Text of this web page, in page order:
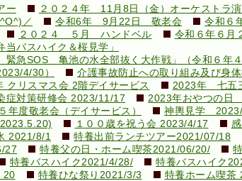
ー
２０２４年 11月8日（金）オーケストラ
／
令和6年 9月22日 敬老会
令和６
２０２４ ５月 ハンドベル
令和６年６
バスハイク＆桜見学」
急SOS 亀池の水全部抜く大作戦」（令和６年４
4/30）
介護事故防止への取り組み及び身
クリスマス会 2階デイサービス
2023年 七五
症対策研修会 2023/11/17
2023年おやつの日
年度敬老会（デイサービス）
神輿見学
１００歳を祝う会 2023/4/17
2021/8/1 特養出前ランチツアー2021/07/18
27
特養父の日・ホーム喫茶2021/06/20/
特養バスハイク2021/4/28/ 特養バスハイク
20
特養ひな祭り2021/3/3
特養ホーム喫茶